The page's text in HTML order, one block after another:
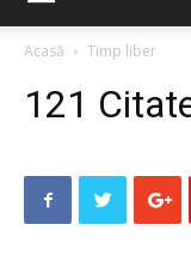
Acasă Timp liber
121